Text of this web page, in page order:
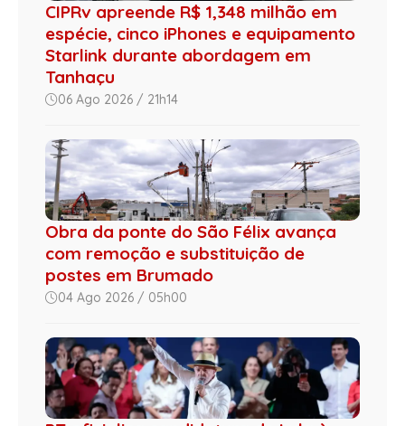
CIPRv apreende R$ 1,348 milhão em
espécie, cinco iPhones e equipamento
Starlink durante abordagem em
Tanhaçu
06 Ago 2026 / 21h14
Obra da ponte do São Félix avança
com remoção e substituição de
postes em Brumado
04 Ago 2026 / 05h00